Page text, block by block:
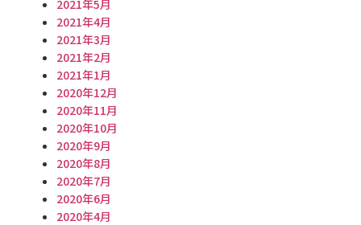
2021年5月
2021年4月
2021年3月
2021年2月
2021年1月
2020年12月
2020年11月
2020年10月
2020年9月
2020年8月
2020年7月
2020年6月
2020年4月